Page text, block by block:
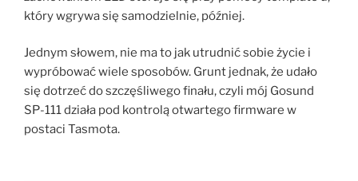
który wgrywa się samodzielnie, później.
Jednym słowem, nie ma to jak utrudnić sobie życie i
wypróbować wiele sposobów. Grunt jednak, że udało
się dotrzeć do szczęśliwego finału, czyli mój Gosund
SP-111 działa pod kontrolą otwartego firmware w
postaci Tasmota.